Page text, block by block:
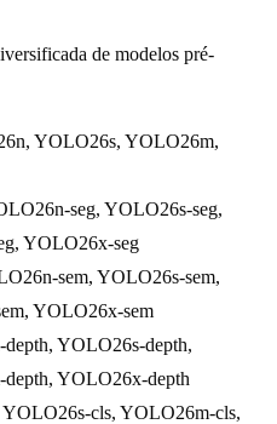
de modelos pré-
YOLO26s, YOLO26m,
seg, YOLO26s-seg,
YOLO26x-seg
sem, YOLO26s-sem,
YOLO26x-sem
YOLO26s-depth,
YOLO26x-depth
cls, YOLO26m-cls,